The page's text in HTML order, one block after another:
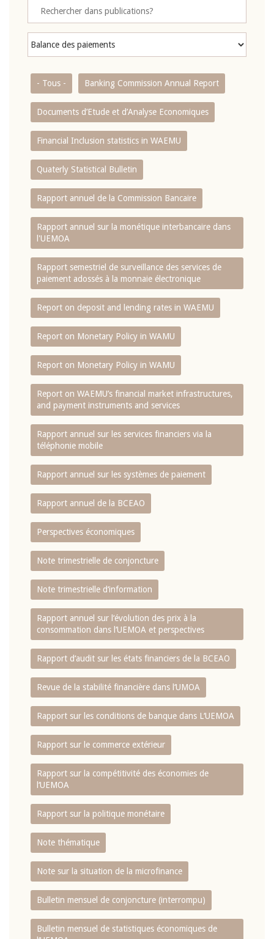
- Tous - Banking Commission Annual Report
Documents d’Etude et d’Analyse Economiques
Financial Inclusion statistics in WAEMU
Quaterly Statistical Bulletin
Rapport annuel de la Commission Bancaire
Rapport annuel sur la monétique interbancaire dans
l'UEMOA
Rapport semestriel de surveillance des services de
paiement adossés à la monnaie électronique
Report on deposit and lending rates in WAEMU
Report on Monetary Policy in WAMU
Report on Monetary Policy in WAMU
Report on WAEMU’s financial market infrastructures,
and payment instruments and services
Rapport annuel sur les services financiers via la
téléphonie mobile
Rapport annuel sur les systèmes de paiement
Rapport annuel de la BCEAO
Perspectives économiques
Note trimestrielle de conjoncture
Note trimestrielle d‘information
Rapport annuel sur l‘évolution des prix à la
consommation dans l‘UEMOA et perspectives
Rapport d‘audit sur les états financiers de la BCEAO
Revue de la stabilité financière dans l‘UMOA
Rapport sur les conditions de banque dans L‘UEMOA
Rapport sur le commerce extérieur
Rapport sur la compétitivité des économies de
l‘UEMOA
Rapport sur la politique monétaire
Note thématique
Note sur la situation de la microfinance
Bulletin mensuel de conjoncture (interrompu)
Bulletin mensuel de statistiques économiques de